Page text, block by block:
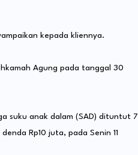
kepada kliennya.
Agung pada tanggal 30
suku anak dalam (SAD) dituntut 7
Rp10 juta, pada Senin 11